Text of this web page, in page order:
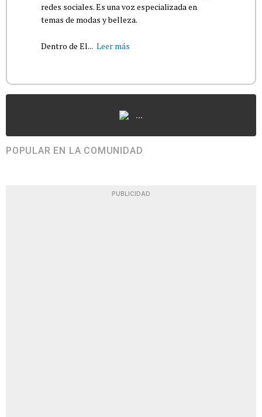
redes sociales. Es una voz especializada en
temas de modas y belleza.
Dentro de El... Leer más
...
POPULAR EN LA COMUNIDAD
PUBLICIDAD